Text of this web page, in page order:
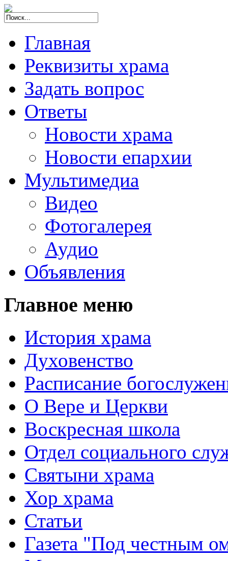
Главная
Реквизиты храма
Задать вопрос
Ответы
Новости храма
Новости епархии
Мультимедиа
Видео
Фотогалерея
Аудио
Объявления
Главное меню
История храма
Духовенство
Расписание
О Вере и Церкви
Воскресная школа
Отдел социального
Святыни храма
Хор храма
Статьи
Газета "Под честным